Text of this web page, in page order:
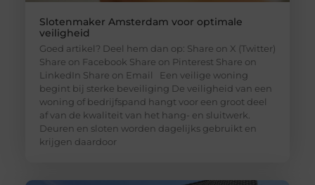
Slotenmaker Amsterdam voor optimale
veiligheid
Goed artikel? Deel hem dan op: Share on X (Twitter)
Share on Facebook Share on Pinterest Share on
LinkedIn Share on Email Een veilige woning
begint bij sterke beveiliging De veiligheid van een
woning of bedrijfspand hangt voor een groot deel
af van de kwaliteit van het hang- en sluitwerk.
Deuren en sloten worden dagelijks gebruikt en
krijgen daardoor